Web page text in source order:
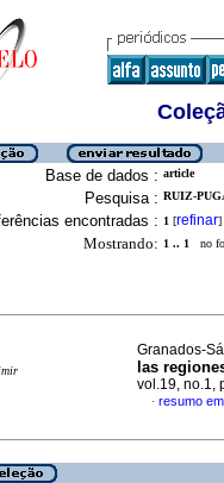
Base de dados : article
Pesquisa : RUIZ-
encontradas : 1 [refinar]
Mostrando: 1 .. 1 no
Granados-
las
vol.19, no.1,
· resumo